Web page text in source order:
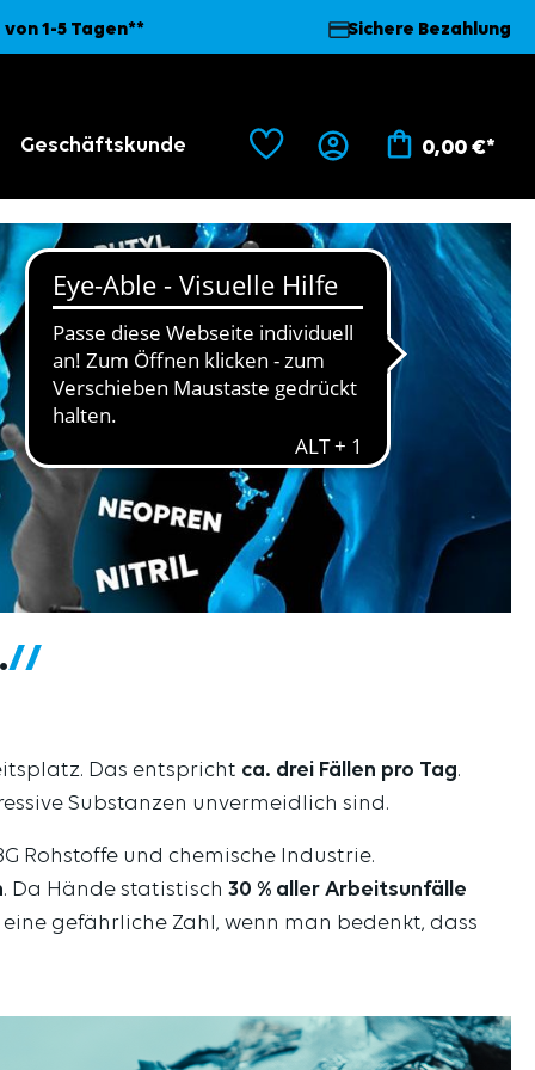
1-5 Tagen** Sichere Bezahlung
Geschäftskunde 0,00 €*
Das entspricht ca. drei Fällen pro Tag.
Substanzen unvermeidlich sind.
Rohstoffe und chemische Industrie.
. Da Hände statistisch 30 % aller Arbeitsunfälle
eine gefährliche Zahl, wenn man bedenkt, dass